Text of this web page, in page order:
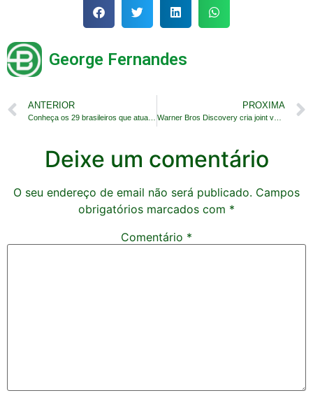
George Fernandes
ANTERIOR PROXIMA
Warner Bros Discovery cria joint venture esportiva
Deixe um comentário
O seu endereço de email não será publicado. Campos
obrigatórios marcados com *
Comentário *